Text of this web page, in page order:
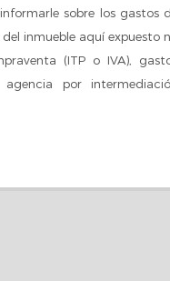
sobre los gastos
inmueble aquí expuesto
(ITP o IVA),
por